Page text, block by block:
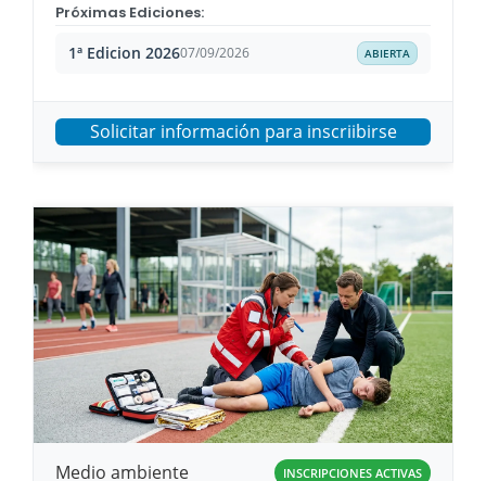
Próximas Ediciones:
1ª Edicion 202607/09/2026 ABIERTA
Solicitar información para inscriibirse
Medio ambiente INSCRIPCIONES ACTIVAS